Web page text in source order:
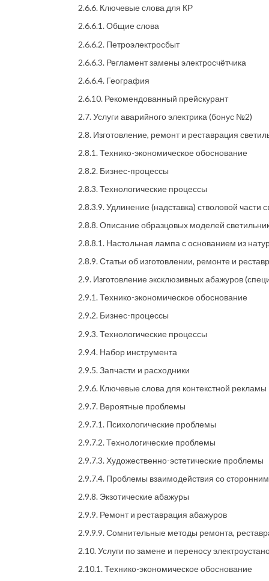
2.6.6. Ключевые слова для КР
2.6.6.1. Общие слова
2.6.6.2. Петроэлектросбыт
2.6.6.3. Регламент замены электросчётчика
2.6.6.4. География
2.6.10. Рекомендованный прейскурант
2.7. Услуги аварийного электрика (бонус №2)
2.8. Изготовление, ремонт и реставрация
2.8.1. Технико-экономическое обоснование
2.8.2. Бизнес-процессы
2.8.3. Технологические процессы
2.8.3.9. Удлинение (надставка) стволовой части
2.8.8. Описание образцовых моделей
2.8.8.1. Настольная лампа с основанием из
2.8.9. Статьи об изготовлении, ремонте и
2.9. Изготовление эксклюзивных абажуров
2.9.1. Технико-экономическое обоснование
2.9.2. Бизнес-процессы
2.9.3. Технологические процессы
2.9.4. Набор инструмента
2.9.5. Запчасти и расходники
2.9.6. Ключевые слова для контекстной рекламы
2.9.7. Вероятные проблемы
2.9.7.1. Психологические проблемы
2.9.7.2. Технологические проблемы
2.9.7.3. Художественно-эстетические проблемы
2.9.7.4. Проблемы взаимодействия со
2.9.8. Экзотические абажуры
2.9.9. Ремонт и реставрация абажуров
2.9.9.9. Сомнительные методы ремонта,
2.10. Услуги по замене и переносу
2.10.1. Технико-экономическое обоснование